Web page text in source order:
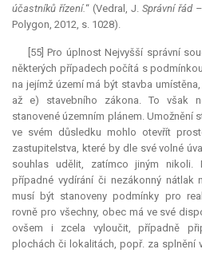
účastníků řízení.“ (Vedral, J. Správní řád
Polygon, 2012, s. 1028).
[55] Pro úplnost Nejvyšší správní
některých případech počítá s
na jejímž území má být stavba
až e) stavebního zákona. To však
stanovené územním plánem. Umožnění
ve svém důsledku mohlo otevřít
zastupitelstva, které by dle své volné
souhlas udělit, zatímco jiným
případné vydírání či nezákonný nátlak
musí být stanoveny podmínky pro
rovně pro všechny, obec má ve své
ovšem i zcela vyloučit, případně
plochách či lokalitách, popř. za splnění